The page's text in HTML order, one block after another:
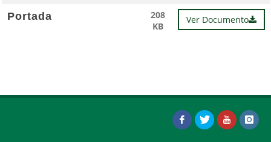
Portada
208
KB
Ver Documento